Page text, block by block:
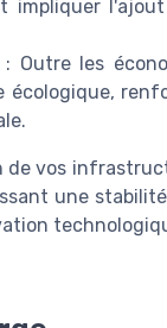
impliquer
Outre les
écologique,
de vos
une